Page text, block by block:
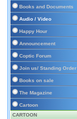
Books and Documents
Audio / Video
Happy Hour
Announcement
Coptic Forum
Join us/ Standing Order
Books on sale
The Magazine
Cartoon
CARTOON